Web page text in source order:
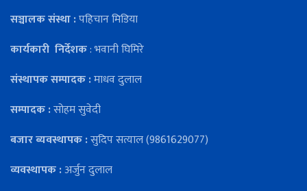
सञ्चालक संस्था :पहिचान मिडिया
कार्यकारी निर्देशक: भवानी घिमिरे
संस्थापक सम्पादक :माधव दुलाल
सम्पादक :सोहम सुवेदी
बजार ब्यवस्थापक :सुदिप सत्याल (9861629077)
व्यवस्थापक :अर्जुन दुलाल